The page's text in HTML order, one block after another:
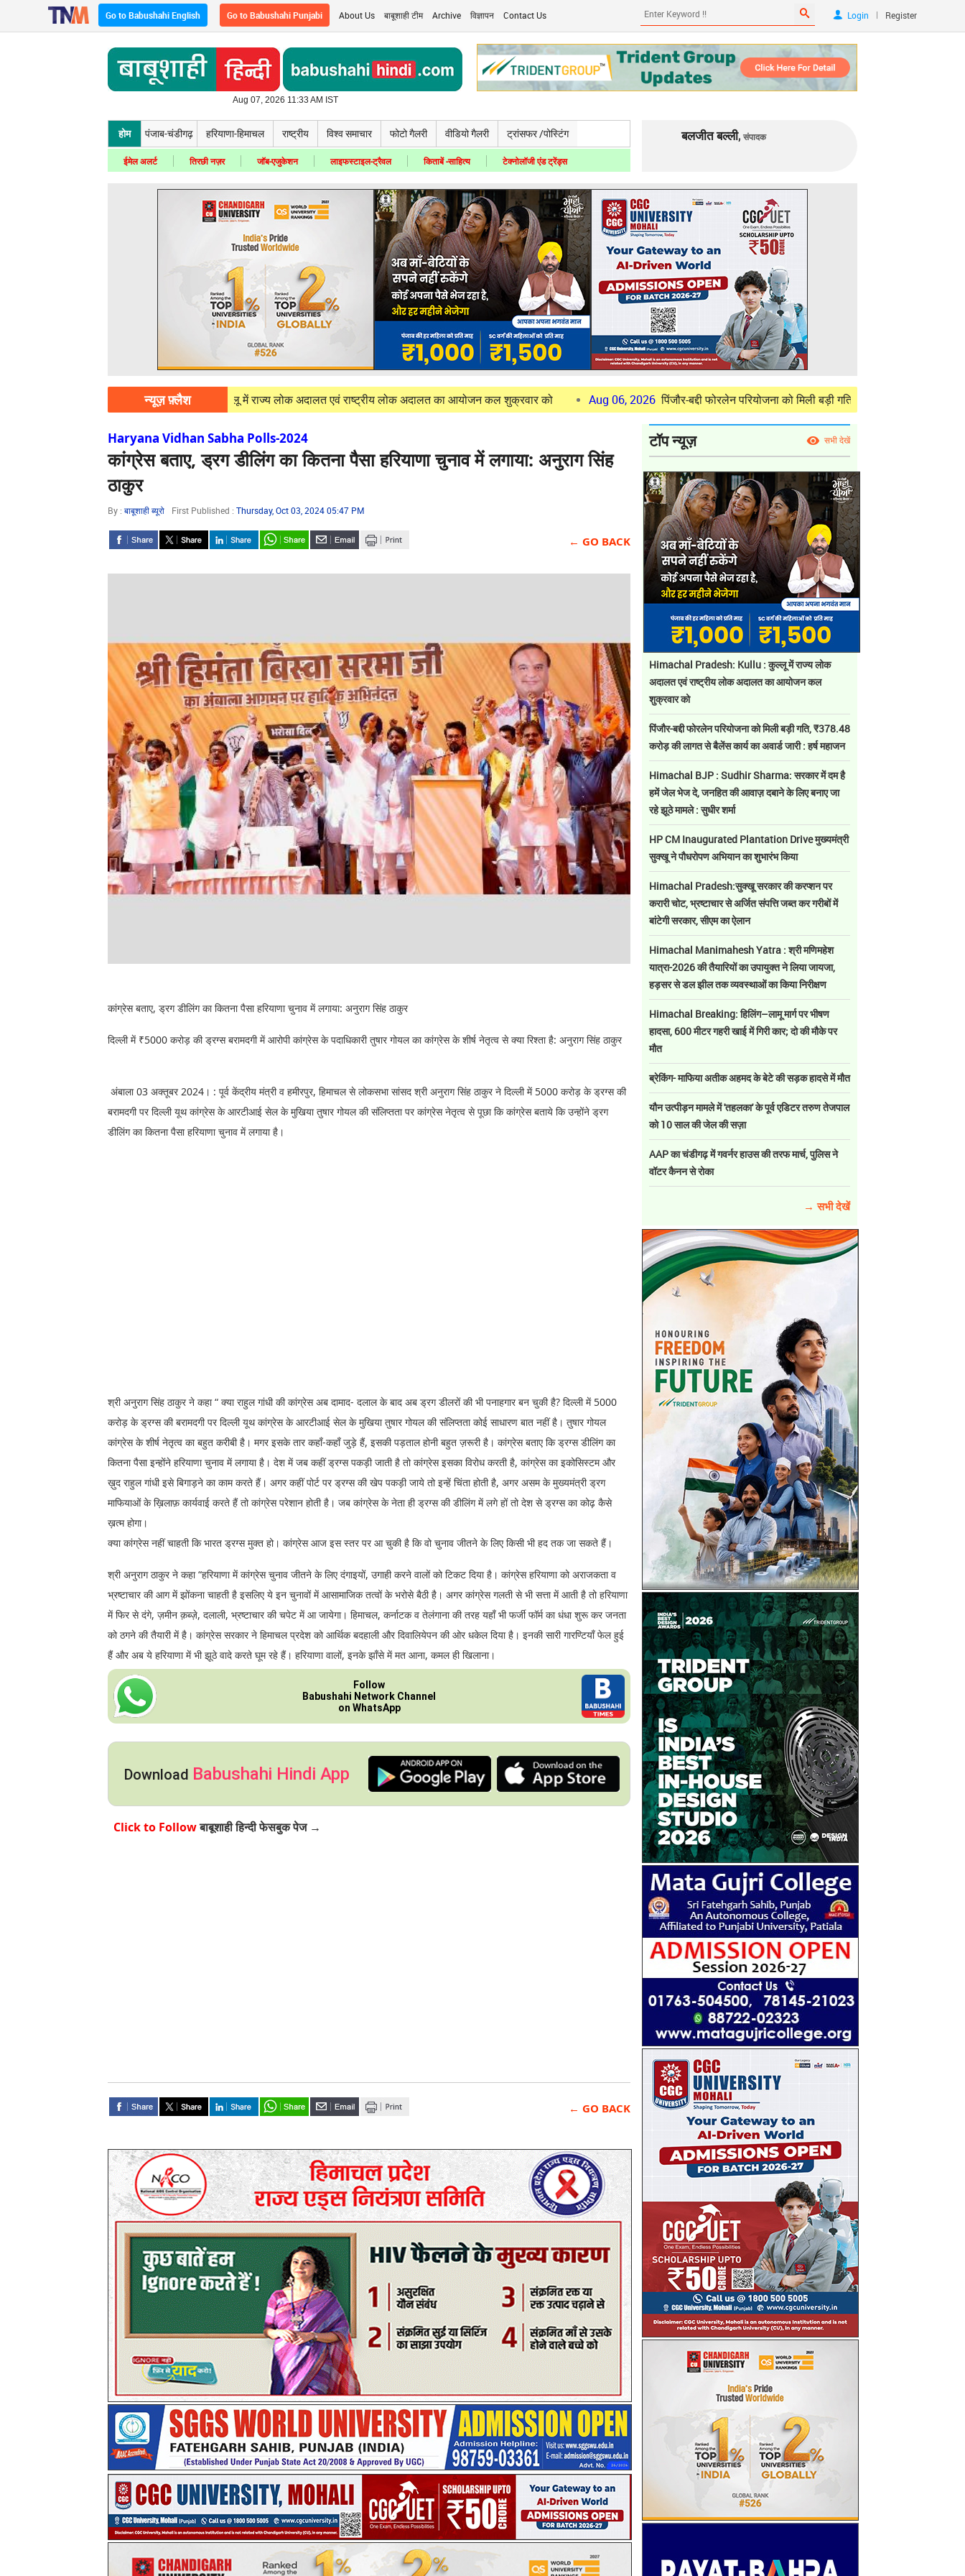
Go to Babushahi English Go to Babushahi Punjabi About Us बाबूशाही टीम Archive विज्ञापन Contact Us Login | Register
Aug 07, 2026 11:33 AM IST
होम पंजाब-चंडीगढ़ हरियाणा-हिमाचल राष्ट्रीय विश्व समाचार फोटो गैलरी वीडियो गैलरी ट्रांसफर /पोस्टिंग
ईमेल अलर्ट तिरछी नज़र जॉब-एजुकेशन लाइफस्टाइल-ट्रैवल किताबें -साहित्य टेक्नोलॉजी एंड ट्रेंड्स
बलजीत बल्ली, संपादक
न्यूज़ फ़्लैश
Himachal Pradesh: Kullu : कुल्लू में राज्य लोक अदालत एवं राष्ट्रीय लोक अदालत का आयोजन कल शुक्रवार को Aug 06, 2026 पिंजौर-बद्दी फोरलेन परियोजना को मिली बड़ी गति, ₹378.48 करोड़ की लागत से बैलेंस कार्य
Haryana Vidhan Sabha Polls-2024
कांग्रेस बताए, ड्रग डीलिंग का कितना पैसा हरियाणा चुनाव में लगाया: अनुराग सिंह
ठाकुर
By : बाबूशाही ब्यूरो First Published : Thursday, Oct 03, 2024 05:47 PM
← GO BACK
कांग्रेस बताए, ड्रग डीलिंग का कितना पैसा हरियाणा चुनाव में लगाया: अनुराग सिंह ठाकुर
दिल्ली में ₹5000 करोड़ की ड्रग्स बरामदगी में आरोपी कांग्रेस के पदाधिकारी तुषार गोयल का कांग्रेस के शीर्ष नेतृत्व से क्या रिश्ता है: अनुराग सिंह ठाकुर
अंबाला 03 अक्तूबर 2024। : पूर्व केंद्रीय मंत्री व हमीरपुर, हिमाचल से लोकसभा सांसद श्री अनुराग सिंह ठाकुर ने दिल्ली में 5000 करोड़ के ड्रग्स की
बरामदगी पर दिल्ली यूथ कांग्रेस के आरटीआई सेल के मुखिया तुषार गोयल की संलिप्तता पर कांग्रेस नेतृत्व से पूछा कि कांग्रेस बताये कि उन्होंने ड्रग
डीलिंग का कितना पैसा हरियाणा चुनाव में लगाया है।
श्री अनुराग सिंह ठाकुर ने कहा “ क्या राहुल गांधी की कांग्रेस अब दामाद- दलाल के बाद अब ड्रग डीलरों की भी पनाहगार बन चुकी है? दिल्ली में 5000
करोड़ के ड्रग्स की बरामदगी पर दिल्ली यूथ कांग्रेस के आरटीआई सेल के मुखिया तुषार गोयल की संलिप्तता कोई साधारण बात नहीं है। तुषार गोयल
कांग्रेस के शीर्ष नेतृत्व का बहुत करीबी है। मगर इसके तार कहाँ-कहाँ जुड़े हैं, इसकी पड़ताल होनी बहुत ज़रूरी है। कांग्रेस बताए कि ड्रग्स डीलिंग का
कितना पैसा इन्होंने हरियाणा चुनाव में लगाया है। देश में जब कहीं ड्रग्स पकड़ी जाती है तो कांग्रेस इसका विरोध करती है, कांग्रेस का इकोसिस्टम और
ख़ुद राहुल गांधी इसे बिगाड़ने का काम करते हैं। अगर कहीं पोर्ट पर ड्रग्स की खेप पकड़ी जाये तो इन्हें चिंता होती है, अगर असम के मुख्यमंत्री ड्रग
माफियाओं के ख़िलाफ़ कार्यवाई करते हैं तो कांग्रेस परेशान होती है। जब कांग्रेस के नेता ही ड्रग्स की डीलिंग में लगे हों तो देश से ड्रग्स का कोढ़ कैसे
ख़त्म होगा।
क्या कांग्रेस नहीं चाहती कि भारत ड्रग्स मुक्त हो। कांग्रेस आज इस स्तर पर आ चुकी है कि वो चुनाव जीतने के लिए किसी भी हद तक जा सकते हैं।
श्री अनुराग ठाकुर ने कहा “हरियाणा में कांग्रेस चुनाव जीतने के लिए दंगाइयों, उगाही करने वालों को टिकट दिया है। कांग्रेस हरियाणा को अराजकता व
भ्रष्टाचार की आग में झोंकना चाहती है इसलिए ये इन चुनावों में आसामाजिक तत्वों के भरोसे बैठी है। अगर कांग्रेस गलती से भी सत्ता में आती है तो हरियाणा
में फिर से दंगे, ज़मीन क़ब्ज़े, दलाली, भ्रष्टाचार की चपेट में आ जायेगा। हिमाचल, कर्नाटक व तेलंगाना की तरह यहाँ भी फर्जी फॉर्म का धंधा शुरू कर जनता
को ठगने की तैयारी में है। कांग्रेस सरकार ने हिमाचल प्रदेश को आर्थिक बदहाली और दिवालियेपन की ओर धकेल दिया है। इनकी सारी गारण्टियाँ फेल हुई
हैं और अब ये हरियाणा में भी झूठे वादे करते घूम रहे हैं। हरियाणा वालों, इनके झाँसे में मत आना, कमल ही खिलाना।
Follow
Babushahi Network Channel
on WhatsApp
Download Babushahi Hindi App
बाबूशाही हिन्दी फेसबुक पेज →
← GO BACK
टॉप न्यूज़ सभी देखें
Himachal Pradesh: Kullu : कुल्लू में राज्य लोक
अदालत एवं राष्ट्रीय लोक अदालत का आयोजन कल
शुक्रवार को
पिंजौर-बद्दी फोरलेन परियोजना को मिली बड़ी गति, ₹378.48
करोड़ की लागत से बैलेंस कार्य का अवार्ड जारी : हर्ष महाजन
Himachal BJP : Sudhir Sharma: सरकार में दम है
हमें जेल भेज दे, जनहित की आवाज़ दबाने के लिए बनाए जा
रहे झूठे मामले : सुधीर शर्मा
HP CM Inaugurated Plantation Drive मुख्यमंत्री
सुक्खू ने पौधरोपण अभियान का शुभारंभ किया
Himachal Pradesh:सुक्खू सरकार की करप्शन पर
करारी चोट, भ्रष्टाचार से अर्जित संपत्ति जब्त कर गरीबों में
बांटेगी सरकार, सीएम का ऐलान
Himachal Manimahesh Yatra : श्री मणिमहेश
यात्रा-2026 की तैयारियों का उपायुक्त ने लिया जायजा,
हड़सर से डल झील तक व्यवस्थाओं का किया निरीक्षण
Himachal Breaking: हिलिंग–लामू मार्ग पर भीषण
हादसा, 600 मीटर गहरी खाई में गिरी कार; दो की मौके पर
मौत
ब्रेकिंग- माफिया अतीक अहमद के बेटे की सड़क हादसे में मौत
यौन उत्पीड़न मामले में 'तहलका' के पूर्व एडिटर तरुण तेजपाल
को 10 साल की जेल की सज़ा
AAP का चंडीगढ़ में गवर्नर हाउस की तरफ मार्च, पुलिस ने
वॉटर कैनन से रोका
→ सभी देखें